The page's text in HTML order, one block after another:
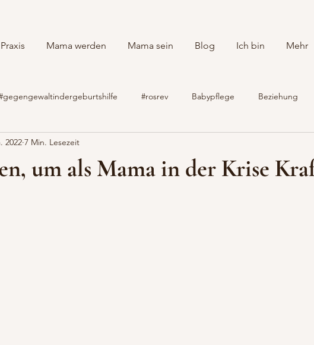
Praxis Mama werden Mama sein Blog Ich bin Mehr
#rosrev Babypflege Beziehung
Geburtsvorbereitung
Brust
um als Mama in der Krise
2022 7 Min. Lesezeit